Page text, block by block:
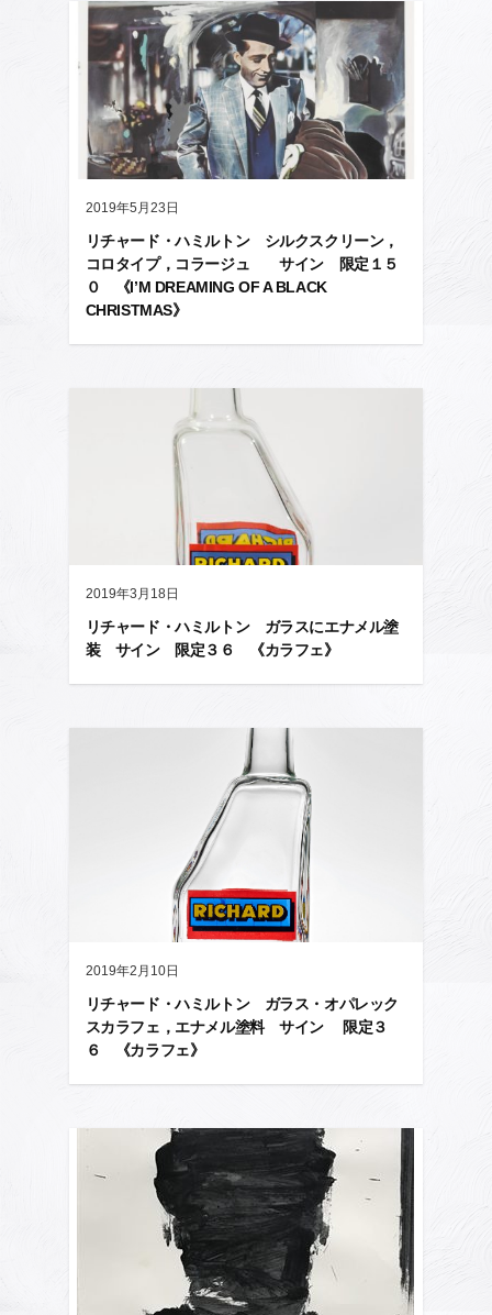
2019年5月23日
リチャード・ハミルトン シルクスクリーン，
コロタイプ，コラージュ サイン 限定１５
０ 《I’M DREAMING OF A BLACK
CHRISTMAS》
2019年3月18日
リチャード・ハミルトン ガラスにエナメル塗
装 サイン 限定３６ 《カラフェ》
2019年2月10日
リチャード・ハミルトン ガラス・オパレック
スカラフェ，エナメル塗料 サイン 限定３
６ 《カラフェ》